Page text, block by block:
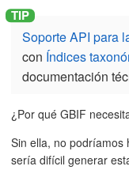
Soporte API para
con Índices
documentación
¿Por qué GBIF
Sin ella, no podríamos
sería difícil generar